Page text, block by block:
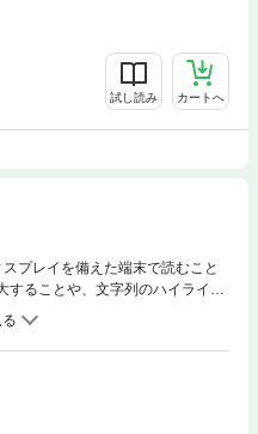
試し読み カートへ
プレイを備えた端末で読むこと
することや、文字列のハイライ
が使用できません。幼い正子の家
ゃん。友ちゃんは、トイレ、それ
に正子と家族は涙を流します。戦
裂くような事実が、戦争の悲惨